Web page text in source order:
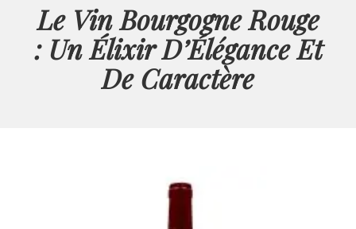
Le Vin Bourgogne Rouge
: Un Élixir D’Élégance Et
De Caractère